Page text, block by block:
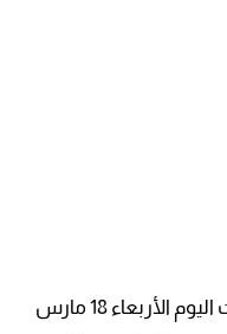
تراجعت أسعار الذهب خلال تعاملات اليوم الأربعاء 18 مارس